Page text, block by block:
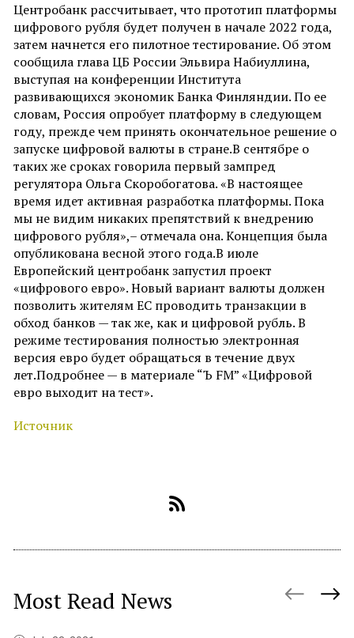
Центробанк рассчитывает, что прототип платформы
цифрового рубля будет получен в начале 2022 года,
затем начнется его пилотное тестирование. Об этом
сообщила глава ЦБ России Эльвира Набиуллина,
выступая на конференции Института
развивающихся экономик Банка Финляндии. По ее
словам, Россия опробует платформу в следующем
году, прежде чем принять окончательное решение о
запуске цифровой валюты в стране.В сентябре о
таких же сроках говорила первый зампред
регулятора Ольга Скоробогатова. «В настоящее
время идет активная разработка платформы. Пока
мы не видим никаких препятствий к внедрению
цифрового рубля»,– отмечала она. Концепция была
опубликована весной этого года.В июле
Европейский центробанк запустил проект
«цифрового евро». Новый вариант валюты должен
позволить жителям ЕС проводить транзакции в
обход банков — так же, как и цифровой рубль. В
режиме тестирования полностью электронная
версия евро будет обращаться в течение двух
лет.Подробнее — в материале “Ъ FM” «Цифровой
евро выходит на тест».
Источник
Most Read News